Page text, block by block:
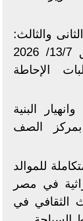
والثالث:
عصر يوم الثلاثاء الموافق 13/7/ 2026
الإحاطة
البنية
بمركز الصف
للموالد
في مصر
الثقافي في